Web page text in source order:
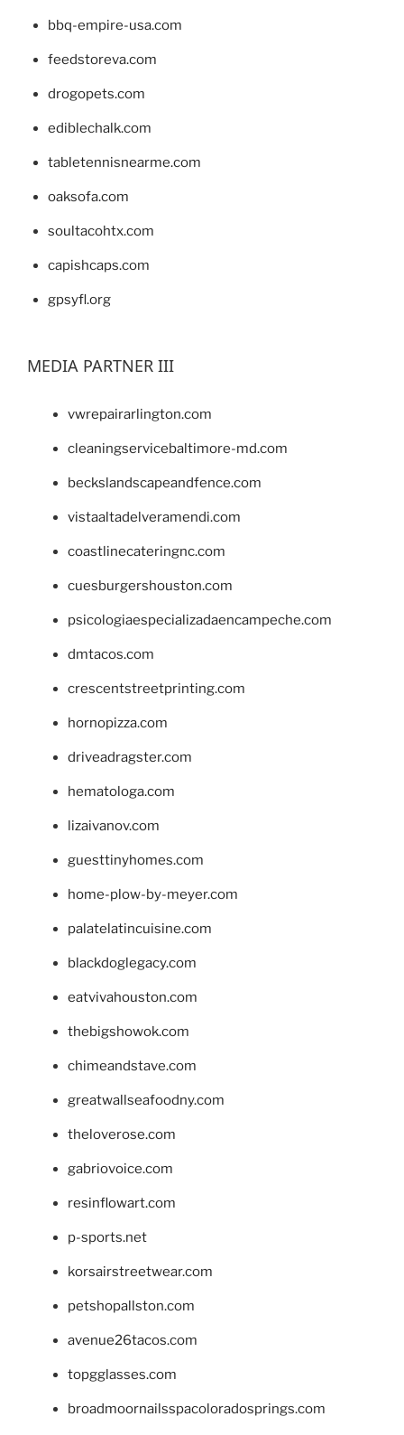
bbq-empire-usa.com
feedstoreva.com
drogopets.com
ediblechalk.com
tabletennisnearme.com
oaksofa.com
soultacohtx.com
capishcaps.com
gpsyfl.org
MEDIA PARTNER III
vwrepairarlington.com
cleaningservicebaltimore-md.com
beckslandscapeandfence.com
vistaaltadelveramendi.com
coastlinecateringnc.com
cuesburgershouston.com
psicologiaespecializadaencampeche.com
dmtacos.com
crescentstreetprinting.com
hornopizza.com
driveadragster.com
hematologa.com
lizaivanov.com
guesttinyhomes.com
home-plow-by-meyer.com
palatelatincuisine.com
blackdoglegacy.com
eatvivahouston.com
thebigshowok.com
chimeandstave.com
greatwallseafoodny.com
theloverose.com
gabriovoice.com
resinflowart.com
p-sports.net
korsairstreetwear.com
petshopallston.com
avenue26tacos.com
topgglasses.com
broadmoornailsspacoloradosprings.com